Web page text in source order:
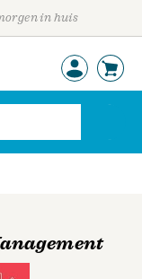
in huis